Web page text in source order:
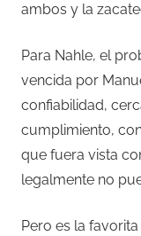
ambos y la
Para Nahle, el
vencida por
confiabilidad,
cumplimiento,
que fuera vista
legalmente no
Pero es la